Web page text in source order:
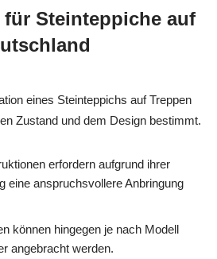
für Steinteppiche auf
eines Steinteppichs auf Treppen
Zustand und dem Design bestimmt.
erfordern aufgrund ihrer
eine anspruchsvollere Anbringung
können hingegen je nach Modell
angebracht werden.